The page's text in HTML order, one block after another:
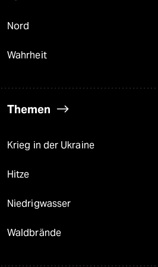
Nord
Wahrheit
Themen
Krieg in der Ukraine
Hitze
Niedrigwasser
Waldbrände